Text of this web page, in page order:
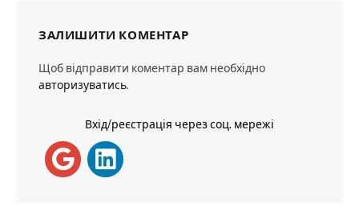
ЗАЛИШИТИ КОМЕНТАР
Щоб відправити коментар вам необхідно
авторизуватись.
Вхід/реєстрація через соц. мережі